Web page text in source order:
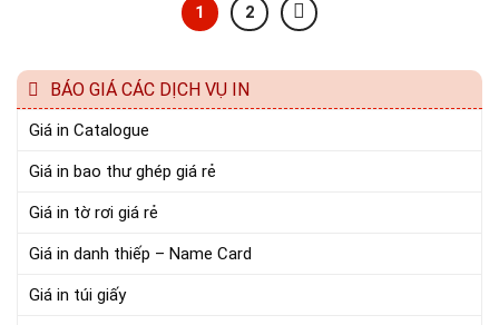
1 2
BÁO GIÁ CÁC DỊCH VỤ IN
Giá in Catalogue
Giá in bao thư ghép giá rẻ
Giá in tờ rơi giá rẻ
Giá in danh thiếp – Name Card
Giá in túi giấy